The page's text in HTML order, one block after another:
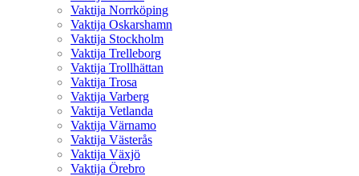
Vaktija Norrköping
Vaktija Oskarshamn
Vaktija Stockholm
Vaktija Trelleborg
Vaktija Trollhättan
Vaktija Trosa
Vaktija Varberg
Vaktija Vetlanda
Vaktija Värnamo
Vaktija Västerås
Vaktija Växjö
Vaktija Örebro